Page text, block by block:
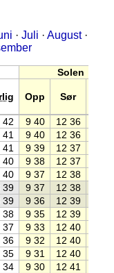
· Juli · August·
Solen
Opp Sør
42 9 40 12 36
41 9 40 12 36
41 9 39 12 37
40 9 38 12 37
40 9 37 12 38
39 9 37 12 38
39 9 36 12 39
38 9 35 12 39
37 9 33 12 40
36 9 32 12 40
35 9 31 12 40
34 9 30 12 41